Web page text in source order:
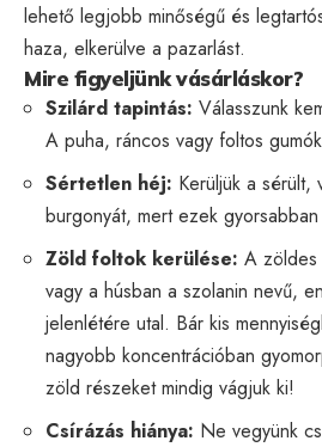
lehető legjobb minőségű és
haza, elkerülve a pazarlást.
Mire figyeljünk vásárláskor?
Szilárd tapintás: Válasszunk
A puha, ráncos vagy foltos
Sértetlen héj: Kerüljük a sérült,
burgonyát, mert ezek gyorsabban
Zöld foltok kerülése: A
vagy a húsban a szolanin nevű,
jelenlétére utal. Bár kis
nagyobb koncentrációban
zöld részeket mindig vágjuk ki!
Csírázás hiánya: Ne vegyünk